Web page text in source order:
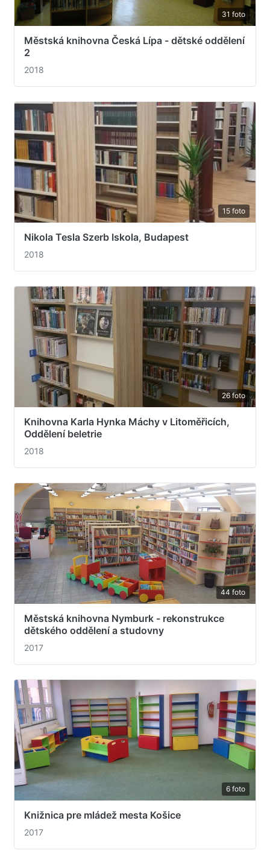
31 foto
Městská knihovna Česká Lípa - dětské oddělení
2
2018
15 foto
Nikola Tesla Szerb Iskola, Budapest
2018
26 foto
Knihovna Karla Hynka Máchy v Litoměřicích,
Oddělení beletrie
2018
44 foto
Městská knihovna Nymburk - rekonstrukce
dětského oddělení a studovny
2017
6 foto
Knižnica pre mládež mesta Košice
2017